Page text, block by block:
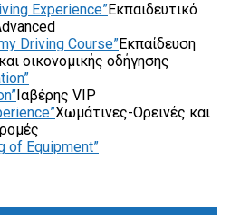
Experience”Εκπαιδευτικό
Driving Course”Εκπαίδευση
οικονομικής οδήγησης
Ιαβέρης VIP
Χωμάτινες-Ορεινές και
of Equipment”